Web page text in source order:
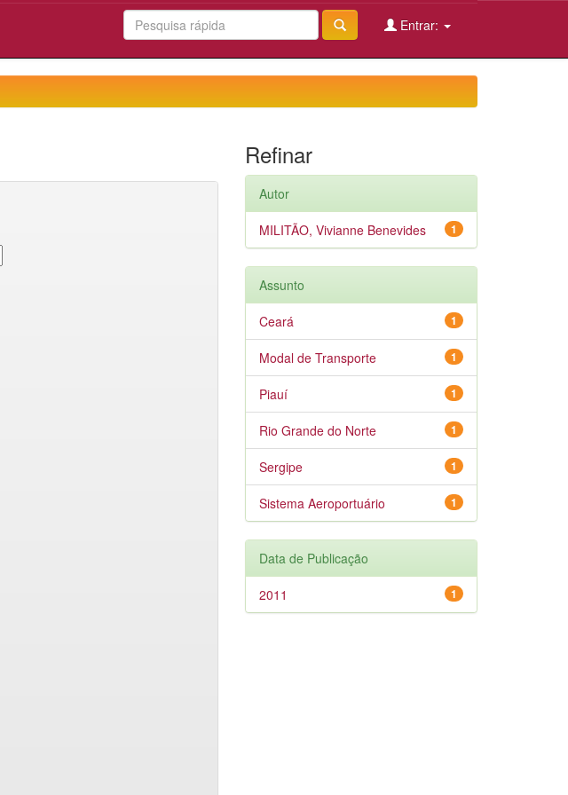
Entrar:
Refinar
Autor
1
MILITÃO, Vivianne Benevides
Assunto
1
Ceará
1
Modal de Transporte
1
Piauí
1
Rio Grande do Norte
1
Sergipe
1
Sistema Aeroportuário
Data de Publicação
1
2011